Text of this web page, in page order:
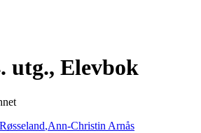
utg., Elevbok
,Ann-Christin Arnås